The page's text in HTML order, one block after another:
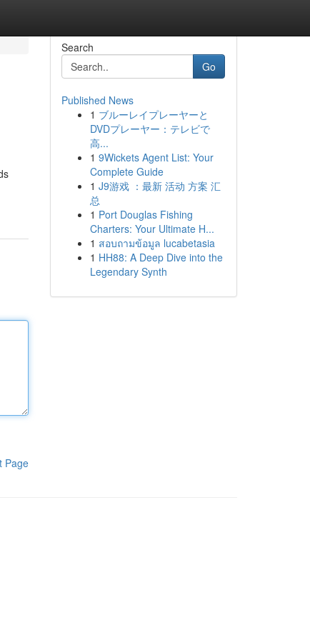
Page
Search
Go
Published News
1 ブルーレイプレーヤーと
DVDプレーヤー：テレビで
高...
1 9Wickets Agent List: Your
Complete Guide
1 J9游戏 ：最新 活动 方案 汇
总
1 Port Douglas Fishing
Charters: Your Ultimate H...
1 สอบถามข้อมูล lucabetasia
1 HH88: A Deep Dive into the
Legendary Synth